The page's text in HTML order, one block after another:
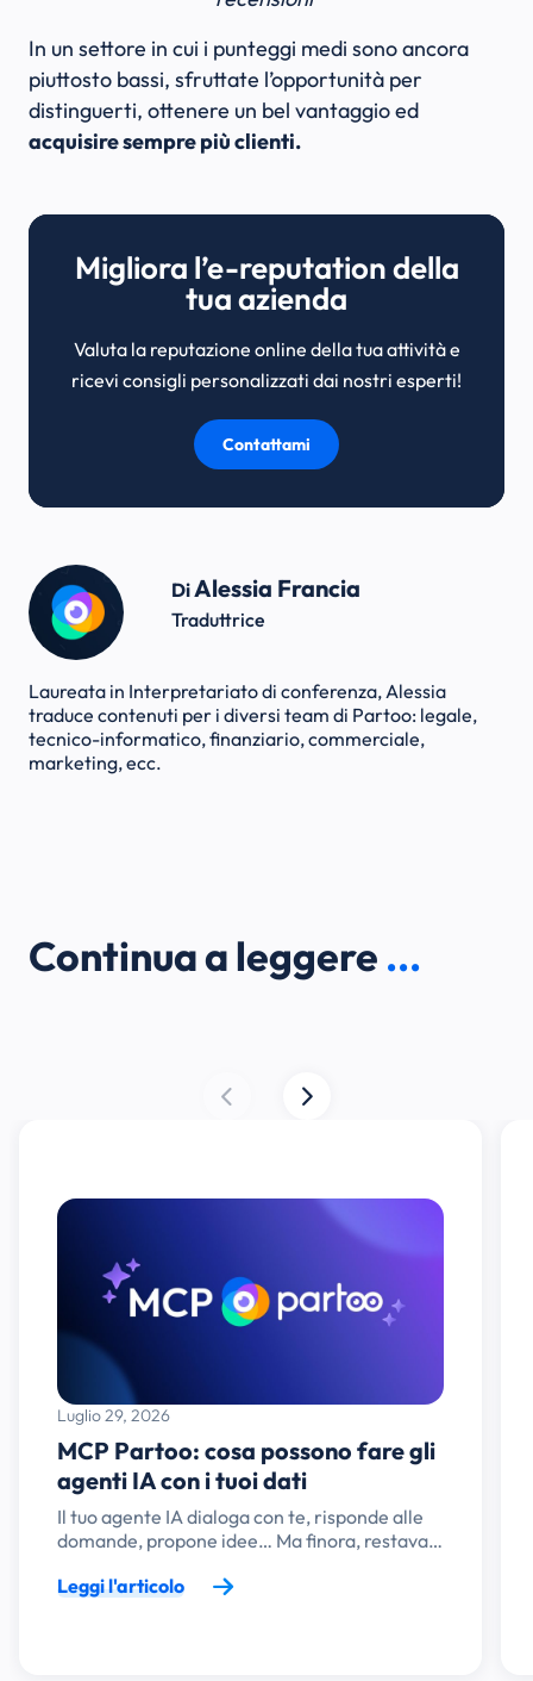
In un settore in cui i punteggi medi sono ancora
piuttosto bassi, sfruttate l’opportunità per
distinguerti, ottenere un bel vantaggio ed
acquisire sempre più clienti.
Migliora l’e-reputation della
tua azienda
Valuta la reputazione online della tua attività e
ricevi consigli personalizzati dai nostri esperti!
Contattami
DiAlessia Francia
Traduttrice
Laureata in Interpretariato di conferenza, Alessia
traduce contenuti per i diversi team di Partoo: legale,
tecnico-informatico, finanziario, commerciale,
marketing, ecc.
Continua a leggere ...
Luglio 29, 2026
MCP Partoo: cosa possono fare gli
agenti IA con i tuoi dati
Il tuo agente IA dialoga con te, risponde alle
domande, propone idee… Ma finora, restava…
Leggi l'articolo